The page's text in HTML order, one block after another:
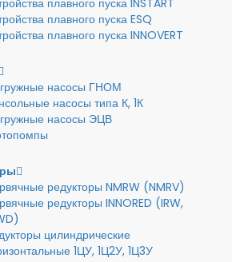
плавного пуска INSTART
плавного пуска ESQ
плавного пуска INNOVERT
насосы ГНОМ
насосы типа К, 1К
насосы ЭЦВ
редукторы NMRW (NMRV)
редукторы INNORED (IRW,
цилиндрические
1ЦУ, 1Ц2У, 1Ц3У